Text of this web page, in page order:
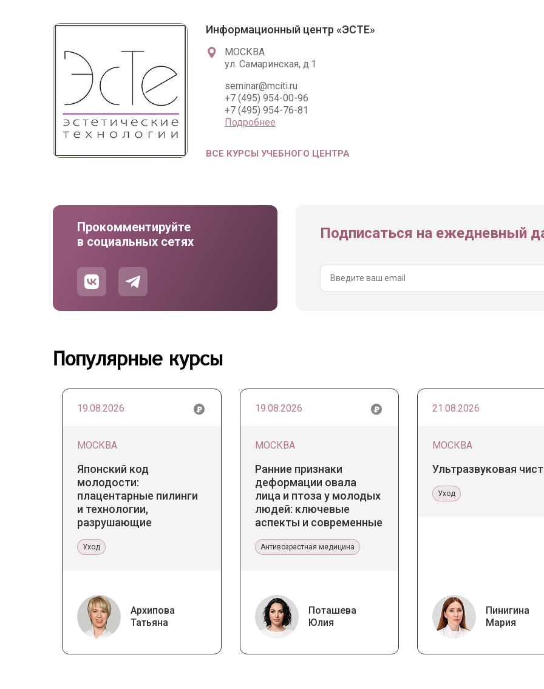
Информационный центр «ЭСТЕ»
МОСКВА
ул. Самаринская, д.1
seminar@mciti.ru
+7 (495) 954-00-96
+7 (495) 954-76-81
Подробнее
ВСЕ КУРСЫ УЧЕБНОГО ЦЕНТРА
Прокомментируйте
в социальных сетях
Подписаться на ежедневный
Популярные курсы
19.08.2026
МОСКВА
Японский код
молодости:
плацентарные пилинги
и технологии,
разрушающие
Уход
Архипова
Татьяна
19.08.2026
МОСКВА
Ранние признаки
деформации овала
лица и птоза у молодых
людей: ключевые
аспекты и современные
Антивозрастная медицина
Поташева
Юлия
21.08.2026
МОСКВА
Ультразвуковая
Уход
Пинигина
Мария